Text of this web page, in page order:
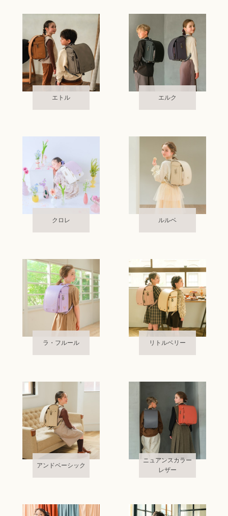
エトル エルク
クロレ ルルベ
ラ・フルール リトルベリー
アンドベーシック
ニュアンスカラー
レザー